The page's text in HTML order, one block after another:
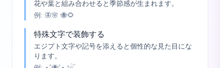
花や葉と組み合わせると季節感が生まれます。
例: 🦋🌸 🐝🌻
特殊文字で装飾する
エジプト文字や記号を添えると個性的な見た目にな
ります。